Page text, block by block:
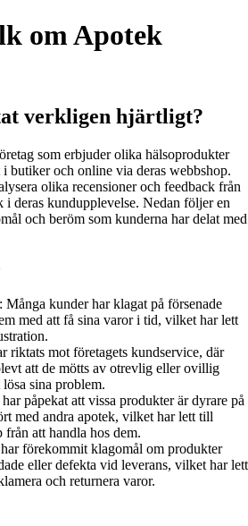
om Apotek
verkligen hjärtligt?
som erbjuder olika hälsoprodukter
butiker och online via deras webbshop.
olika recensioner och feedback från
deras kundupplevelse. Nedan följer en
och beröm som kunderna har delat med
Många kunder har klagat på försenade
med att få sina varor i tid, vilket har lett
riktats mot företagets kundservice, där
att de mötts av otrevlig eller ovillig
sina problem.
påpekat att vissa produkter är dyrare på
med andra apotek, vilket har lett till
att handla hos dem.
förekommit klagomål om produkter
eller defekta vid leverans, vilket har lett
och returnera varor.